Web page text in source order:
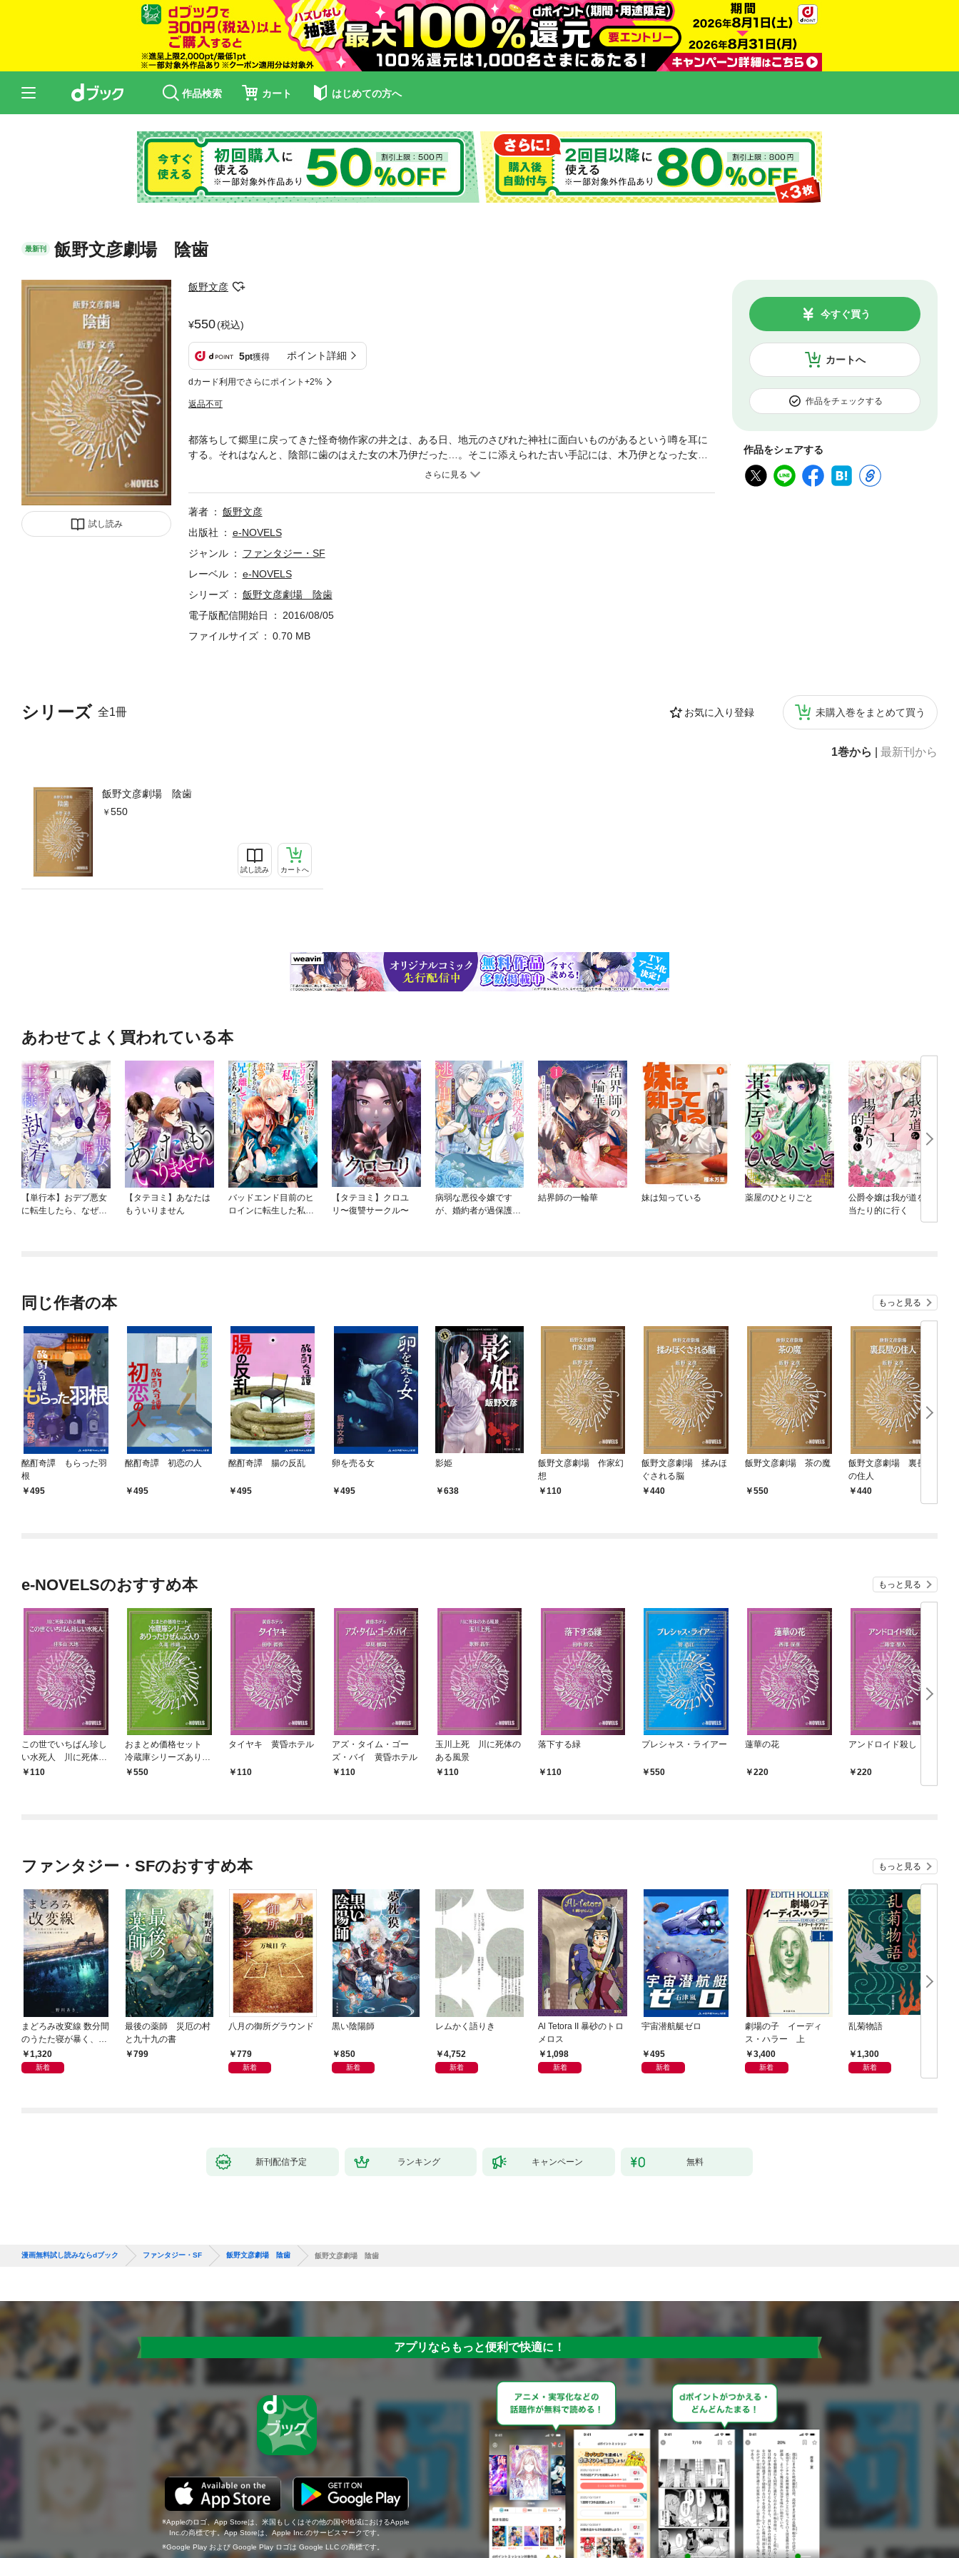
作品検索 カート はじめての方へ
最新刊 飯野文彦劇場 陰歯
試し読み
飯野文彦
550(税込)
5pt獲得 ポイント詳細
dカード利用でさらにポイント+2%
返品不可
カートへ
今すぐ買う
作品をチェックする
作品をシェアする
シリーズ 全1冊 お気に入り登録 未購入巻をまとめて買う
1巻から 最新刊から
飯野文彦劇場 陰歯
550
試し読み カートへ
都落ちして郷里に戻ってきた怪奇物作家の井之は、ある日、地元のさびれた神社に面白いものがあるという噂を耳に
する。それはなんと、陰部に歯のはえた女の木乃伊だった…。そこに添えられた古い手記には、木乃伊となった女の
悲しくも驚きの運命が綴られていた。やがて、その木乃伊に魅了された井之は…。
著者
飯野文彦
出版社
e-NOVELS
ジャンル
ファンタジー・SF
レーベル
e-NOVELS
シリーズ
飯野文彦劇場 陰歯
電子版配信開始日
2016/08/05
ファイルサイズ
0.70 MB
あわせてよく買われている本
【単行本】おデブ悪女
に転生したら、なぜか
【タテヨミ】あなたは
もういりません
バッドエンド目前のヒ
ロインに転生した私、
【タテヨミ】クロユ
リ〜復讐サークル〜
病弱な悪役令嬢です
が、婚約者が過保護す
結界師の一輪華 妹は知っている 薬屋のひとりごと
公爵令嬢は我が道を場
当たり的に行く
同じ作者の本 もっと見る
酩酊奇譚 もらった羽
根
495
酩酊奇譚 初恋の人
495
酩酊奇譚 腸の反乱
495
卵を売る女
495
影姫
638
飯野文彦劇場 作家幻
想
110
飯野文彦劇場 揉みほ
ぐされる脳
440
飯野文彦劇場 茶の魔
550
飯野文彦劇場 裏長屋
の住人
440
e-NOVELSのおすすめ本 もっと見る
この世でいちばん珍し
い水死人 川に死体の
ある風景
110
おまとめ価格セット
冷蔵庫シリーズありっ
たけ全部入り
550
タイヤキ 黄昏ホテル
110
アズ・タイム・ゴー
ズ・バイ 黄昏ホテル
110
玉川上死 川に死体の
ある風景
110
落下する緑
110
プレシャス・ライアー
550
蓮華の花
220
アンドロイド殺し
220
ファンタジー・SFのおすすめ本 もっと見る
まどろみ改変線 数分間
のうたた寝が暴く、18
0度反転した世界の謎
1,320
新着
最後の薬師 災厄の村
と九十九の書
799
八月の御所グラウンド
779
新着
黒い陰陽師
850
新着
レムかく語りき
4,752
新着
Al Tetora II 暴砂のトロ
メロス
1,098
新着
宇宙潜航艇ゼロ
495
新着
劇場の子 イーディ
ス・ハラー 上
3,400
新着
乱菊物語
1,300
新着
新刊配信予定 ランキング キャンペーン 無料
漫画無料試し読みならdブック ファンタジー・SF 飯野文彦劇場 陰歯 飯野文彦劇場 陰歯
アプリならもっと便利で快適に！
Appleのロゴ、App Storeは、米国もしくはその他の国や地域におけるApple
Inc.の商標です。App Storeは、Apple Inc.のサービスマークです。
Google Play および Google Play ロゴは Google LLC の商標です。